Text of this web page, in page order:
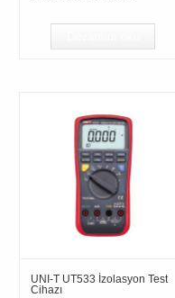
UNI-T UT533 İzolasyon Test
Cihazı